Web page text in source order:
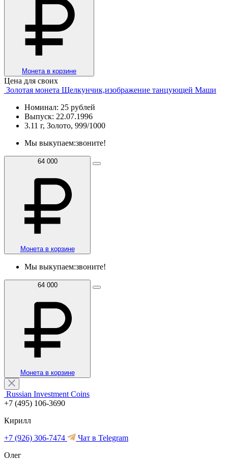
Монета в корзине
Цена для своих
Золотая монета Щелкунчик,изображение танцующей Маши
Номинал: 25 рублей
Выпуск: 22.07.1996
3.11 г, Золото, 999/1000
Мы выкупаем:звоните!
64 000
Монета в корзине
Мы выкупаем:звоните!
64 000
Монета в корзине
Russian Investment Coins
+7 (495) 106-3690
Кирилл
+7 (926) 306-7474
Чат в Telegram
Олег